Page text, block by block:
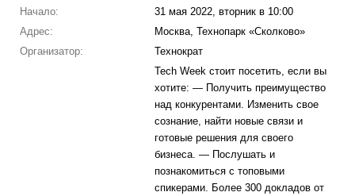
Начало:
31 мая 2022, вторник в 10:00
Адрес:
Москва, Технопарк «Сколково»
Организатор:
Технократ
Tech Week стоит посетить, если вы
хотите: — Получить преимущество
над конкурентами. Изменить свое
сознание, найти новые связи и
готовые решения для своего
бизнеса. — Послушать и
познакомиться с топовыми
спикерами. Более 300 докладов от